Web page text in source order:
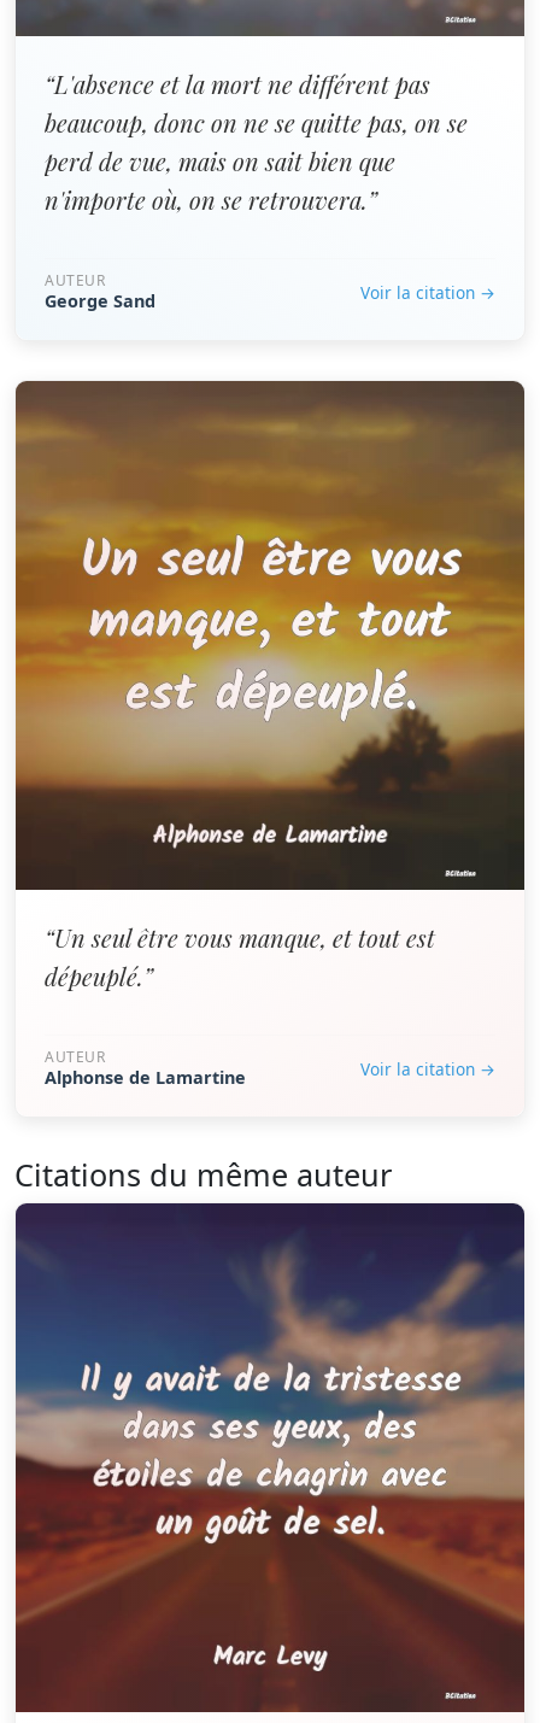
“L'absence et la mort ne différent pas
beaucoup, donc on ne se quitte pas, on se
perd de vue, mais on sait bien que
n'importe où, on se retrouvera.”
AUTEUR
George Sand Voir la citation →
“Un seul être vous manque, et tout est
dépeuplé.”
AUTEUR
Alphonse de Lamartine Voir la citation →
Citations du même auteur